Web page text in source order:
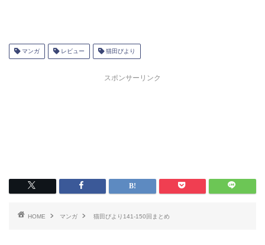
マンガ レビュー 猫田びより
スポンサーリンク
HOME マンガ 猫田びより141-150回まとめ